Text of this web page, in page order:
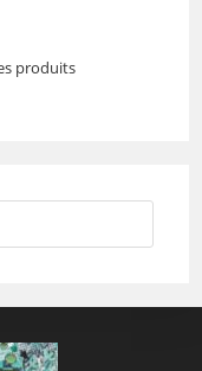
produits